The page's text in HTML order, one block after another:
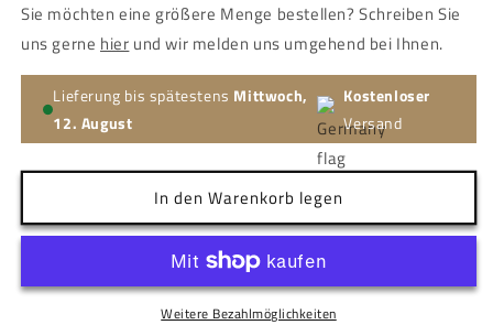
Sie möchten eine größere Menge bestellen? Schreiben Sie
uns gerne hier und wir melden uns umgehend bei Ihnen.
Lieferung bis spätestens Mittwoch,
12. August
Kostenloser
Versand
In den Warenkorb legen
Weitere Bezahlmöglichkeiten